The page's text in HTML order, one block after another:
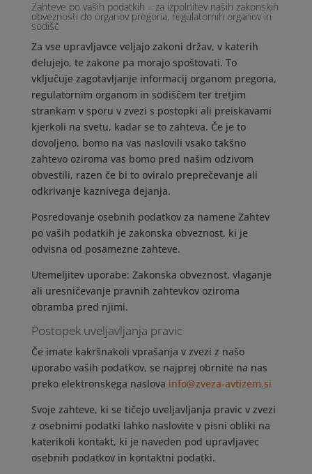
Zahteve po vaših podatkih – za izpolnitev naših zakonskih
obveznosti do organov pregona, regulatornih organov in
sodišč
Za vse upravljavce veljajo zakoni držav, v katerih
delujejo, te zakone pa morajo spoštovati. To
vključuje zagotavljanje informacij organom pregona,
regulatornim organom in sodiščem ter tretjim
strankam v sporu v zvezi s postopki ali preiskavami
kjerkoli na svetu, kadar se to zahteva. Če je to
dovoljeno, bomo na vas naslovili vsako takšno
zahtevo oziroma vas bomo pred našim odzivom
obvestili, razen če bi to oviralo preprečevanje ali
odkrivanje kaznivega dejanja.
Posredovanje osebnih podatkov za namene Zahtev
po vaših podatkih je zakonska obveznost, ki je
odvisna od posamezne zahteve.
Utemeljitev uporabe: Zakonska obveznost, vlaganje
ali uresničevanje pravnih zahtevkov oziroma
obramba pred njimi.
Postopek uveljavljanja pravic
Če imate kakršnakoli vprašanja v zvezi z našo
uporabo vaših podatkov, se najprej obrnite na nas
preko elektronskega naslova info@zveza-avtizem.si
Svoje zahteve, ki se tičejo uveljavljanja pravic v zvezi
z osebnimi podatki lahko naslovite v pisni obliki na
katerikoli kontakt, ki je naveden pod upravljavec
osebnih podatkov in kontaktni podatki.